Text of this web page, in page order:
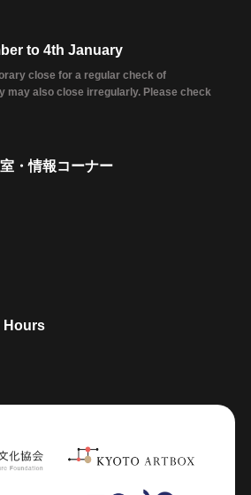
to 4th January
close for a regular check of
may also close irregularly. Please check
・情報コーナー
Hours